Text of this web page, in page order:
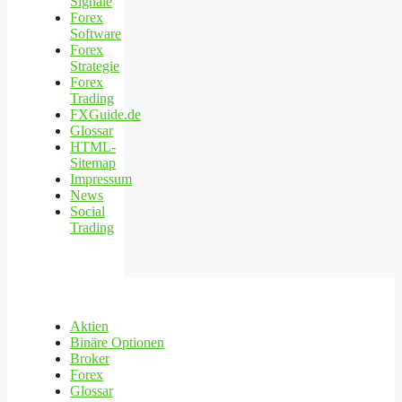
Forex
Software
Forex
Strategie
Forex
Trading
FXGuide.de
Glossar
HTML-
Sitemap
Impressum
News
Social
Trading
Aktien
Binäre Optionen
Broker
Forex
Glossar